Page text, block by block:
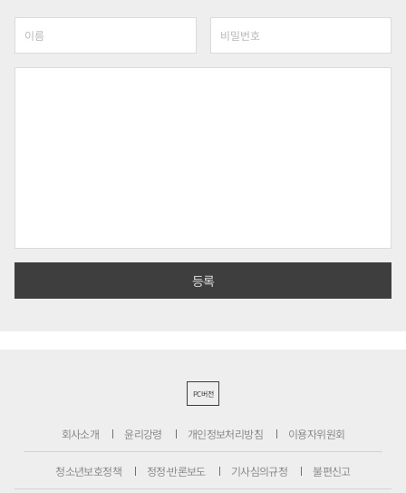
PC버전
회사소개 윤리강령 개인정보처리방침 이용자위원회
청소년보호정책 정정·반론보도 기사심의규정 불편신고